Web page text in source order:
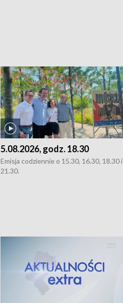
5.08.2026, godz. 18.30
Emisja codziennie o 15.30, 16.30, 18.30 i
21.30.